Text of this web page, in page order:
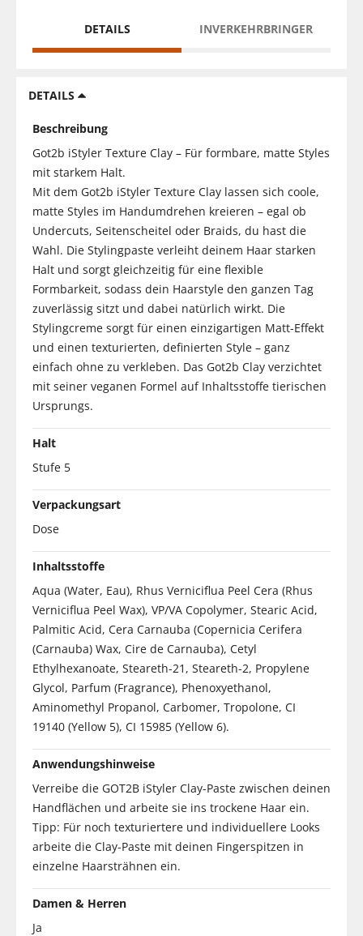
DETAILS INVERKEHRBRINGER
DETAILS
Beschreibung
Got2b iStyler Texture Clay – Für formbare, matte Styles
mit starkem Halt.
Mit dem Got2b iStyler Texture Clay lassen sich coole,
matte Styles im Handumdrehen kreieren – egal ob
Undercuts, Seitenscheitel oder Braids, du hast die
Wahl. Die Stylingpaste verleiht deinem Haar starken
Halt und sorgt gleichzeitig für eine flexible
Formbarkeit, sodass dein Haarstyle den ganzen Tag
zuverlässig sitzt und dabei natürlich wirkt. Die
Stylingcreme sorgt für einen einzigartigen Matt-Effekt
und einen texturierten, definierten Style – ganz
einfach ohne zu verkleben. Das Got2b Clay verzichtet
mit seiner veganen Formel auf Inhaltsstoffe tierischen
Ursprungs.
Halt
Stufe 5
Verpackungsart
Dose
Inhaltsstoffe
Aqua (Water, Eau), Rhus Verniciflua Peel Cera (Rhus
Verniciflua Peel Wax), VP/VA Copolymer, Stearic Acid,
Palmitic Acid, Cera Carnauba (Copernicia Cerifera
(Carnauba) Wax, Cire de Carnauba), Cetyl
Ethylhexanoate, Steareth-21, Steareth-2, Propylene
Glycol, Parfum (Fragrance), Phenoxyethanol,
Aminomethyl Propanol, Carbomer, Tropolone, CI
19140 (Yellow 5), CI 15985 (Yellow 6).
Anwendungshinweise
Verreibe die GOT2B iStyler Clay-Paste zwischen deinen
Handflächen und arbeite sie ins trockene Haar ein.
Tipp: Für noch texturiertere und individuellere Looks
arbeite die Clay-Paste mit deinen Fingerspitzen in
einzelne Haarsträhnen ein.
Damen & Herren
Ja